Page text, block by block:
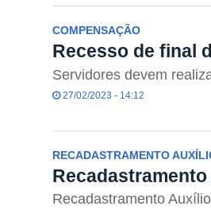
COMPENSAÇÃO
Recesso de final
Servidores devem
27/02/2023 - 14:12
RECADASTRAMENTO
Recadastramento